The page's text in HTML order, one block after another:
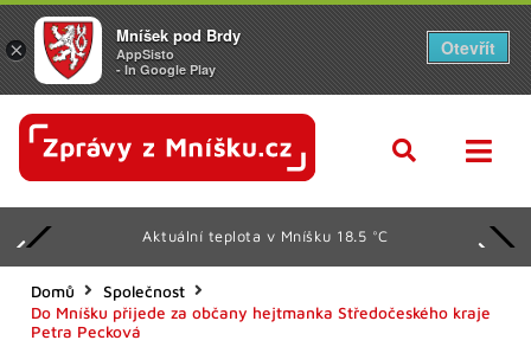
Aktuální teplota v Mníšku 18.5 °C
Domů
Společnost
Do Mníšku přijede za občany hejtmanka Středočeského kraje
Petra Pecková
×
Mníšek pod Brdy
AppSisto
- In Google Play
Otevřít